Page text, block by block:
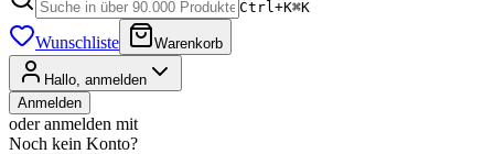
Ctrl+K⌘K
Wunschliste Warenkorb
Hallo, anmelden
Anmelden
oder anmelden mit
Noch kein Konto?